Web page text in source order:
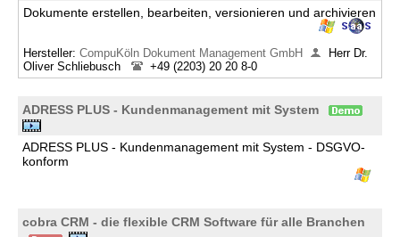
Dokumente erstellen, bearbeiten, versionieren und archivieren
Hersteller: CompuKöln Dokument Management GmbH
Herr Dr.
Oliver Schliebusch
+49 (2203) 20 20 8-0
ADRESS PLUS - Kundenmanagement mit System
ADRESS PLUS - Kundenmanagement mit System - DSGVO-
konform
cobra CRM - die flexible CRM Software für alle Branchen